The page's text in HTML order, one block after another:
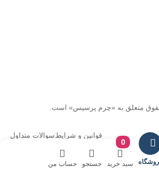
متعلق به «چرم پرسیس» است.
قوانین و شرایطسوالات متداول
0
سبد خرید جستجو حساب من